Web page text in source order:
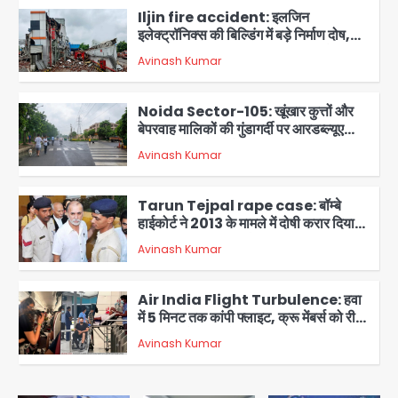
2
Iljin fire accident: इलजिन
इलेक्ट्रॉनिक्स की बिल्डिंग में बड़े निर्माण दोष,
कंक्रीट बीम तिरछा; पीडब्ल्यूडी ऑडिट में
चौंकाने वाला खुलासा
Avinash Kumar
3
Noida Sector-105: खूंखार कुत्तों और
बेपरवाह मालिकों की गुंडागर्दी पर आरडब्ल्यूए
अध्यक्ष दिव्य कृष्णात्रेय का करारा हमला,
पुलिस-प्राधिकरण से सख्त कार्रवाई की मांग
Avinash Kumar
4
Tarun Tejpal rape case: बॉम्बे
हाईकोर्ट ने 2013 के मामले में दोषी करार दिया,
10 साल की सजा सुनाई
Avinash Kumar
5
Air India Flight Turbulence: हवा
में 5 मिनट तक कांपी फ्लाइट, क्रू मेंबर्स को रीढ़
की हड्डी में गंभीर चोट; नागरिक उड्डयन मंत्री
पहुंचे अस्पताल
Avinash Kumar